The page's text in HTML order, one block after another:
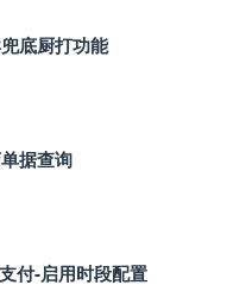
底厨打功能
据查询
付‑启用时段配置